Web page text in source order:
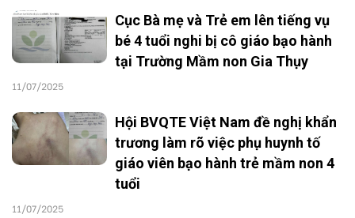
Cục Bà mẹ và Trẻ em lên tiếng vụ
bé 4 tuổi nghi bị cô giáo bạo hành
tại Trường Mầm non Gia Thụy
11/07/2025
Hội BVQTE Việt Nam đề nghị khẩn
trương làm rõ việc phụ huynh tố
giáo viên bạo hành trẻ mầm non 4
tuổi
11/07/2025